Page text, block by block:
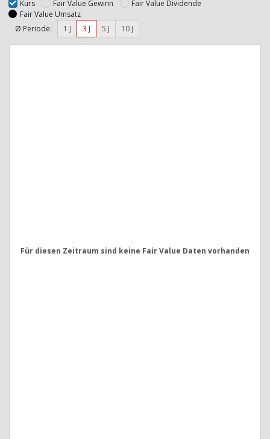
Kurs Fair Value Gewinn
Fair Value Dividende
Fair Value Umsatz
Ø Periode:
1 J 3 J 5 J 10 J
Für diesen Zeitraum sind keine Fair Value Daten vorhanden